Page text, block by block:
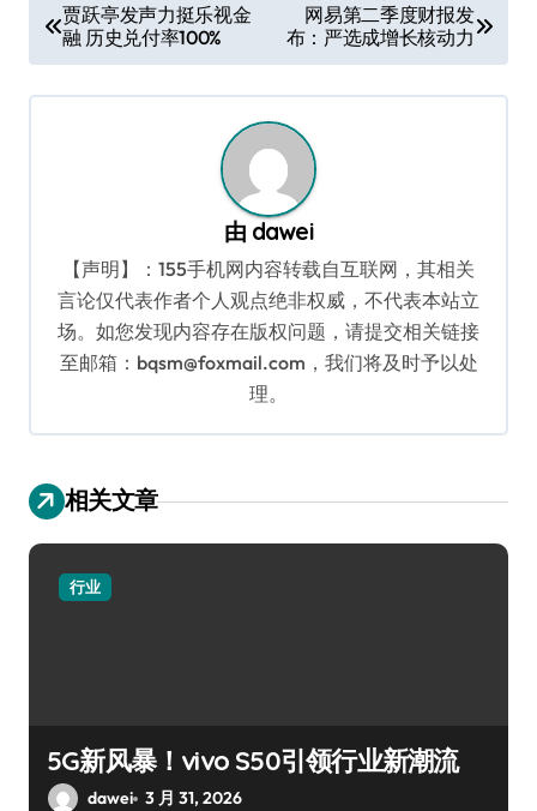
章
导
贾跃亭发声力挺乐视金
融 历史兑付率100%
网易第二季度财报发
布：严选成增长核动力
由 dawei
【声明】：155手机网内容转载自互联网，其相关
言论仅代表作者个人观点绝非权威，不代表本站立
场。如您发现内容存在版权问题，请提交相关链接
至邮箱：bqsm@foxmail.com，我们将及时予以处
理。
相关文章
行业
5G新风暴！vivo S50引领行业新潮流
dawei 3 月 31, 2026